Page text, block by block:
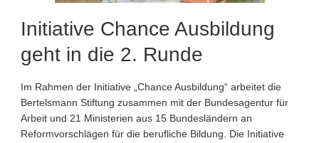
Initiative Chance Ausbildung
geht in die 2. Runde
Im Rahmen der Initiative „Chance Ausbildung“ arbeitet die
Bertelsmann Stiftung zusammen mit der Bundesagentur für
Arbeit und 21 Ministerien aus 15 Bundesländern an
Reformvorschlägen für die berufliche Bildung. Die Initiative